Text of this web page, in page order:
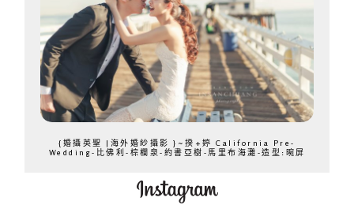
{婚攝英聖 |海外婚紗攝影 }~揆+婷 California Pre-
Wedding-比佛利-棕櫚泉-約書亞樹-馬里布海灘-造型:晼屏